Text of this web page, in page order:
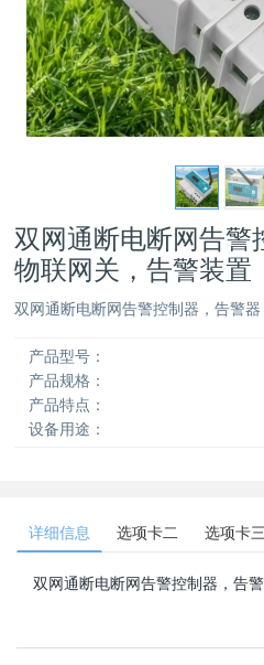
双网通断电断网告警
物联网关，告警装置
双网通断电断网告警控制器，告警
产品型号：
产品规格：
产品特点：
设备用途：
详细信息 选项卡二 选项卡三
双网通断电断网告警控制器，告